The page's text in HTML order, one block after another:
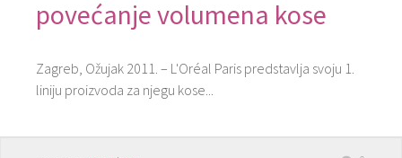
povećanje volumena kose
Zagreb, Ožujak 2011. – L'Oréal Paris predstavlja svoju 1.
liniju proizvoda za njegu kose...